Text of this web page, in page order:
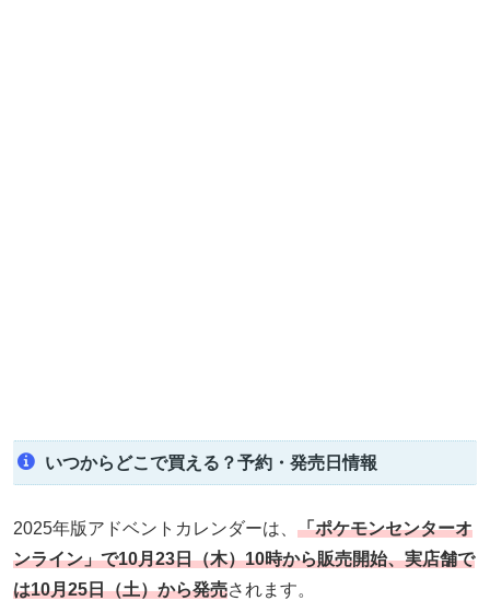
いつからどこで買える？予約・発売日情報
2025年版アドベントカレンダーは、 「ポケモンセンターオ
ンライン」で10月23日（木）10時から販売開始、実店舗で
は10月25日（土）から発売されます。